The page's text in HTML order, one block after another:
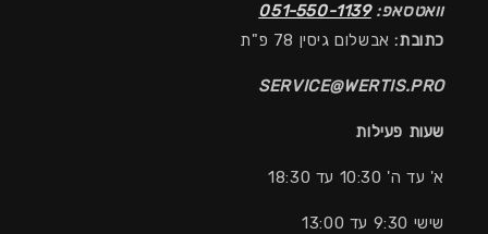
וואטסאפ:051-550-1139
כתובת:אבשלום גיסין 78 פ"ת
SERVICE@WERTIS.PRO
שעות פעילות
א' עד ה' 10:30 עד 18:30
שישי 9:30 עד 13:00